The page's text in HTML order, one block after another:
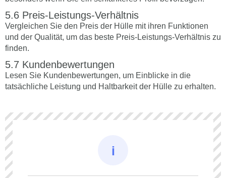
Preis-Leistungs-Verhältnis
Vergleichen Sie den Preis der Hülle mit ihren Funktionen
und der Qualität, um das beste Preis-Leistungs-Verhältnis zu
finden.
Kundenbewertungen
Lesen Sie Kundenbewertungen, um Einblicke in die
tatsächliche Leistung und Haltbarkeit der Hülle zu erhalten.